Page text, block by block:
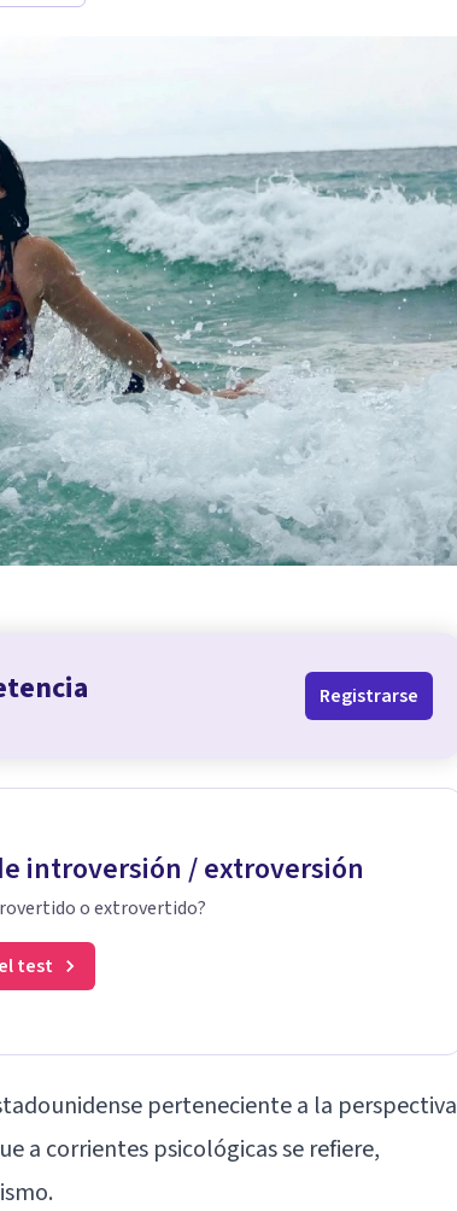
Registrarse
introversión / extroversión
o extrovertido?
test
perteneciente a la perspectiva
a corrientes psicológicas se refiere,
.